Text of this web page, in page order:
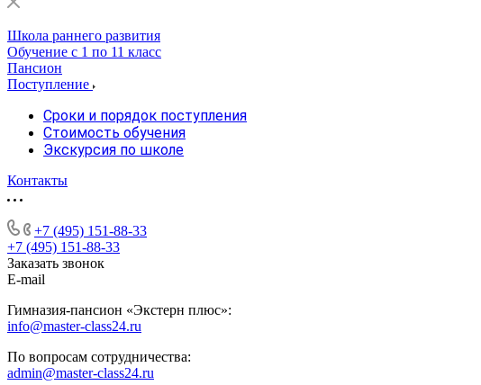
Школа раннего развития
Обучение с 1 по 11 класс
Пансион
Поступление
Сроки и порядок поступления
Стоимость обучения
Экскурсия по школе
Контакты
+7 (495) 151-88-33
+7 (495) 151-88-33
Заказать звонок
E-mail
Гимназия-пансион «Экстерн плюс»:
info@master-class24.ru
По вопросам сотрудничества:
admin@master-class24.ru